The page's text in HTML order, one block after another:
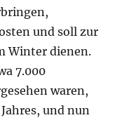
und soll zur
Winter dienen.
7.000
waren,
und nun